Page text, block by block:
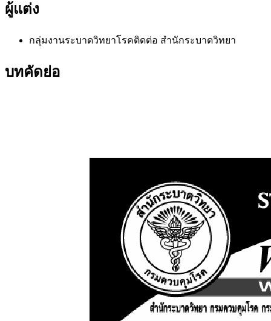
ผู้แต่ง
กลุ่มงานระบาดวิทยาโรคติดต่อ สำนักระบาดวิทยา
บทคัดย่อ